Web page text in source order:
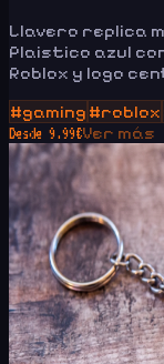
Llavero replica
Plaistico azul
Roblox y logo
#gaming #roblox
Desde 9.99€Ver más